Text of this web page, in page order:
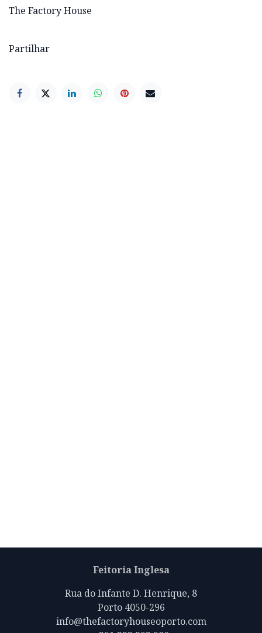
The Factory House
Partilhar
Feitoria Inglesa
Rua do Infante D. Henrique, 8
Porto 4050-296
info@thefactoryhouseoporto.com